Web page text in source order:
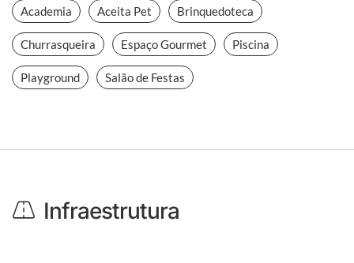
Academia Aceita Pet Brinquedoteca
Churrasqueira Espaço Gourmet Piscina
Playground Salão de Festas
Infraestrutura